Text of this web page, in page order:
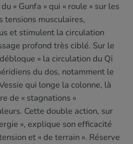
« Gunfa » qui « roule » sur les
tensions musculaires,
et stimulent la circulation
profond très ciblé. Sur le
» la circulation du Qi
du dos, notamment le
qui longe la colonne, là
de « stagnations »
Cette double action, sur
», explique son efficacité
et « de terrain ». Réserve